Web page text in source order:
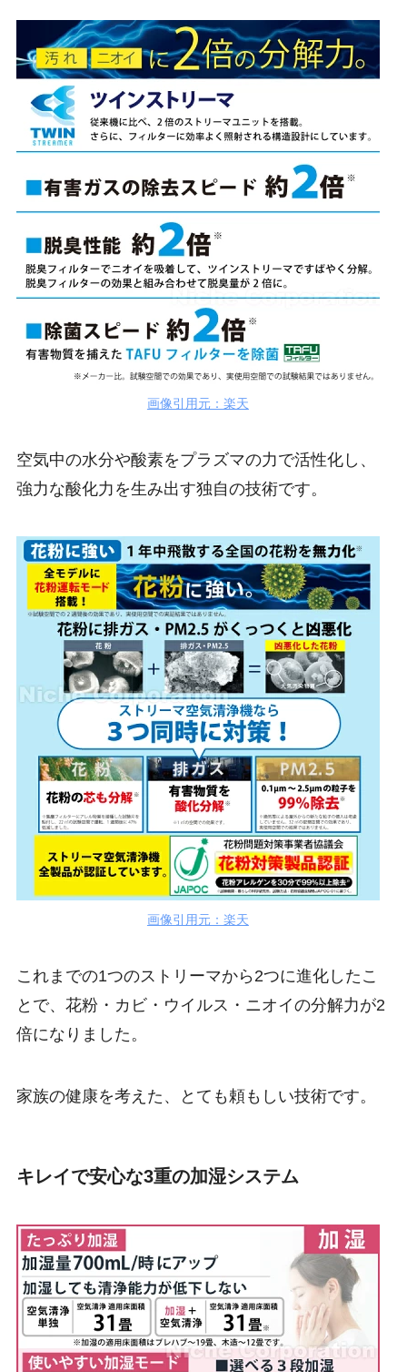
画像引用元：楽天
空気中の水分や酸素をプラズマの力で活性化し、
強力な酸化力を生み出す独自の技術です。
画像引用元：楽天
これまでの1つのストリーマから2つに進化したこ
とで、花粉・カビ・ウイルス・ニオイの分解力が2
倍になりました。
家族の健康を考えた、とても頼もしい技術です。
キレイで安心な3重の加湿システム